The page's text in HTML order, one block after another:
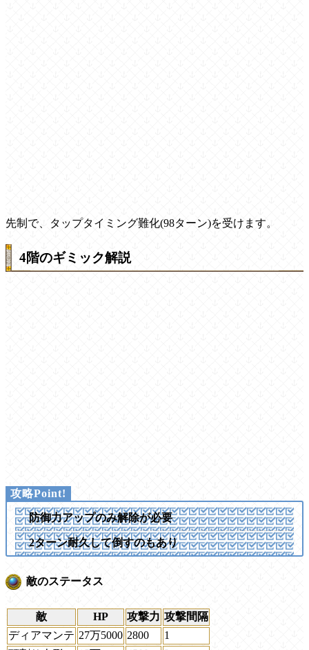
先制で、タップタイミング難化(98ターン)を受けます。
4階のギミック解説
防御力アップのみ解除が必要
2ターン耐久して倒すのもあり
敵のステータス
敵 HP 攻撃力 攻撃間隔
ディアマンテ 27万5000 2800
1